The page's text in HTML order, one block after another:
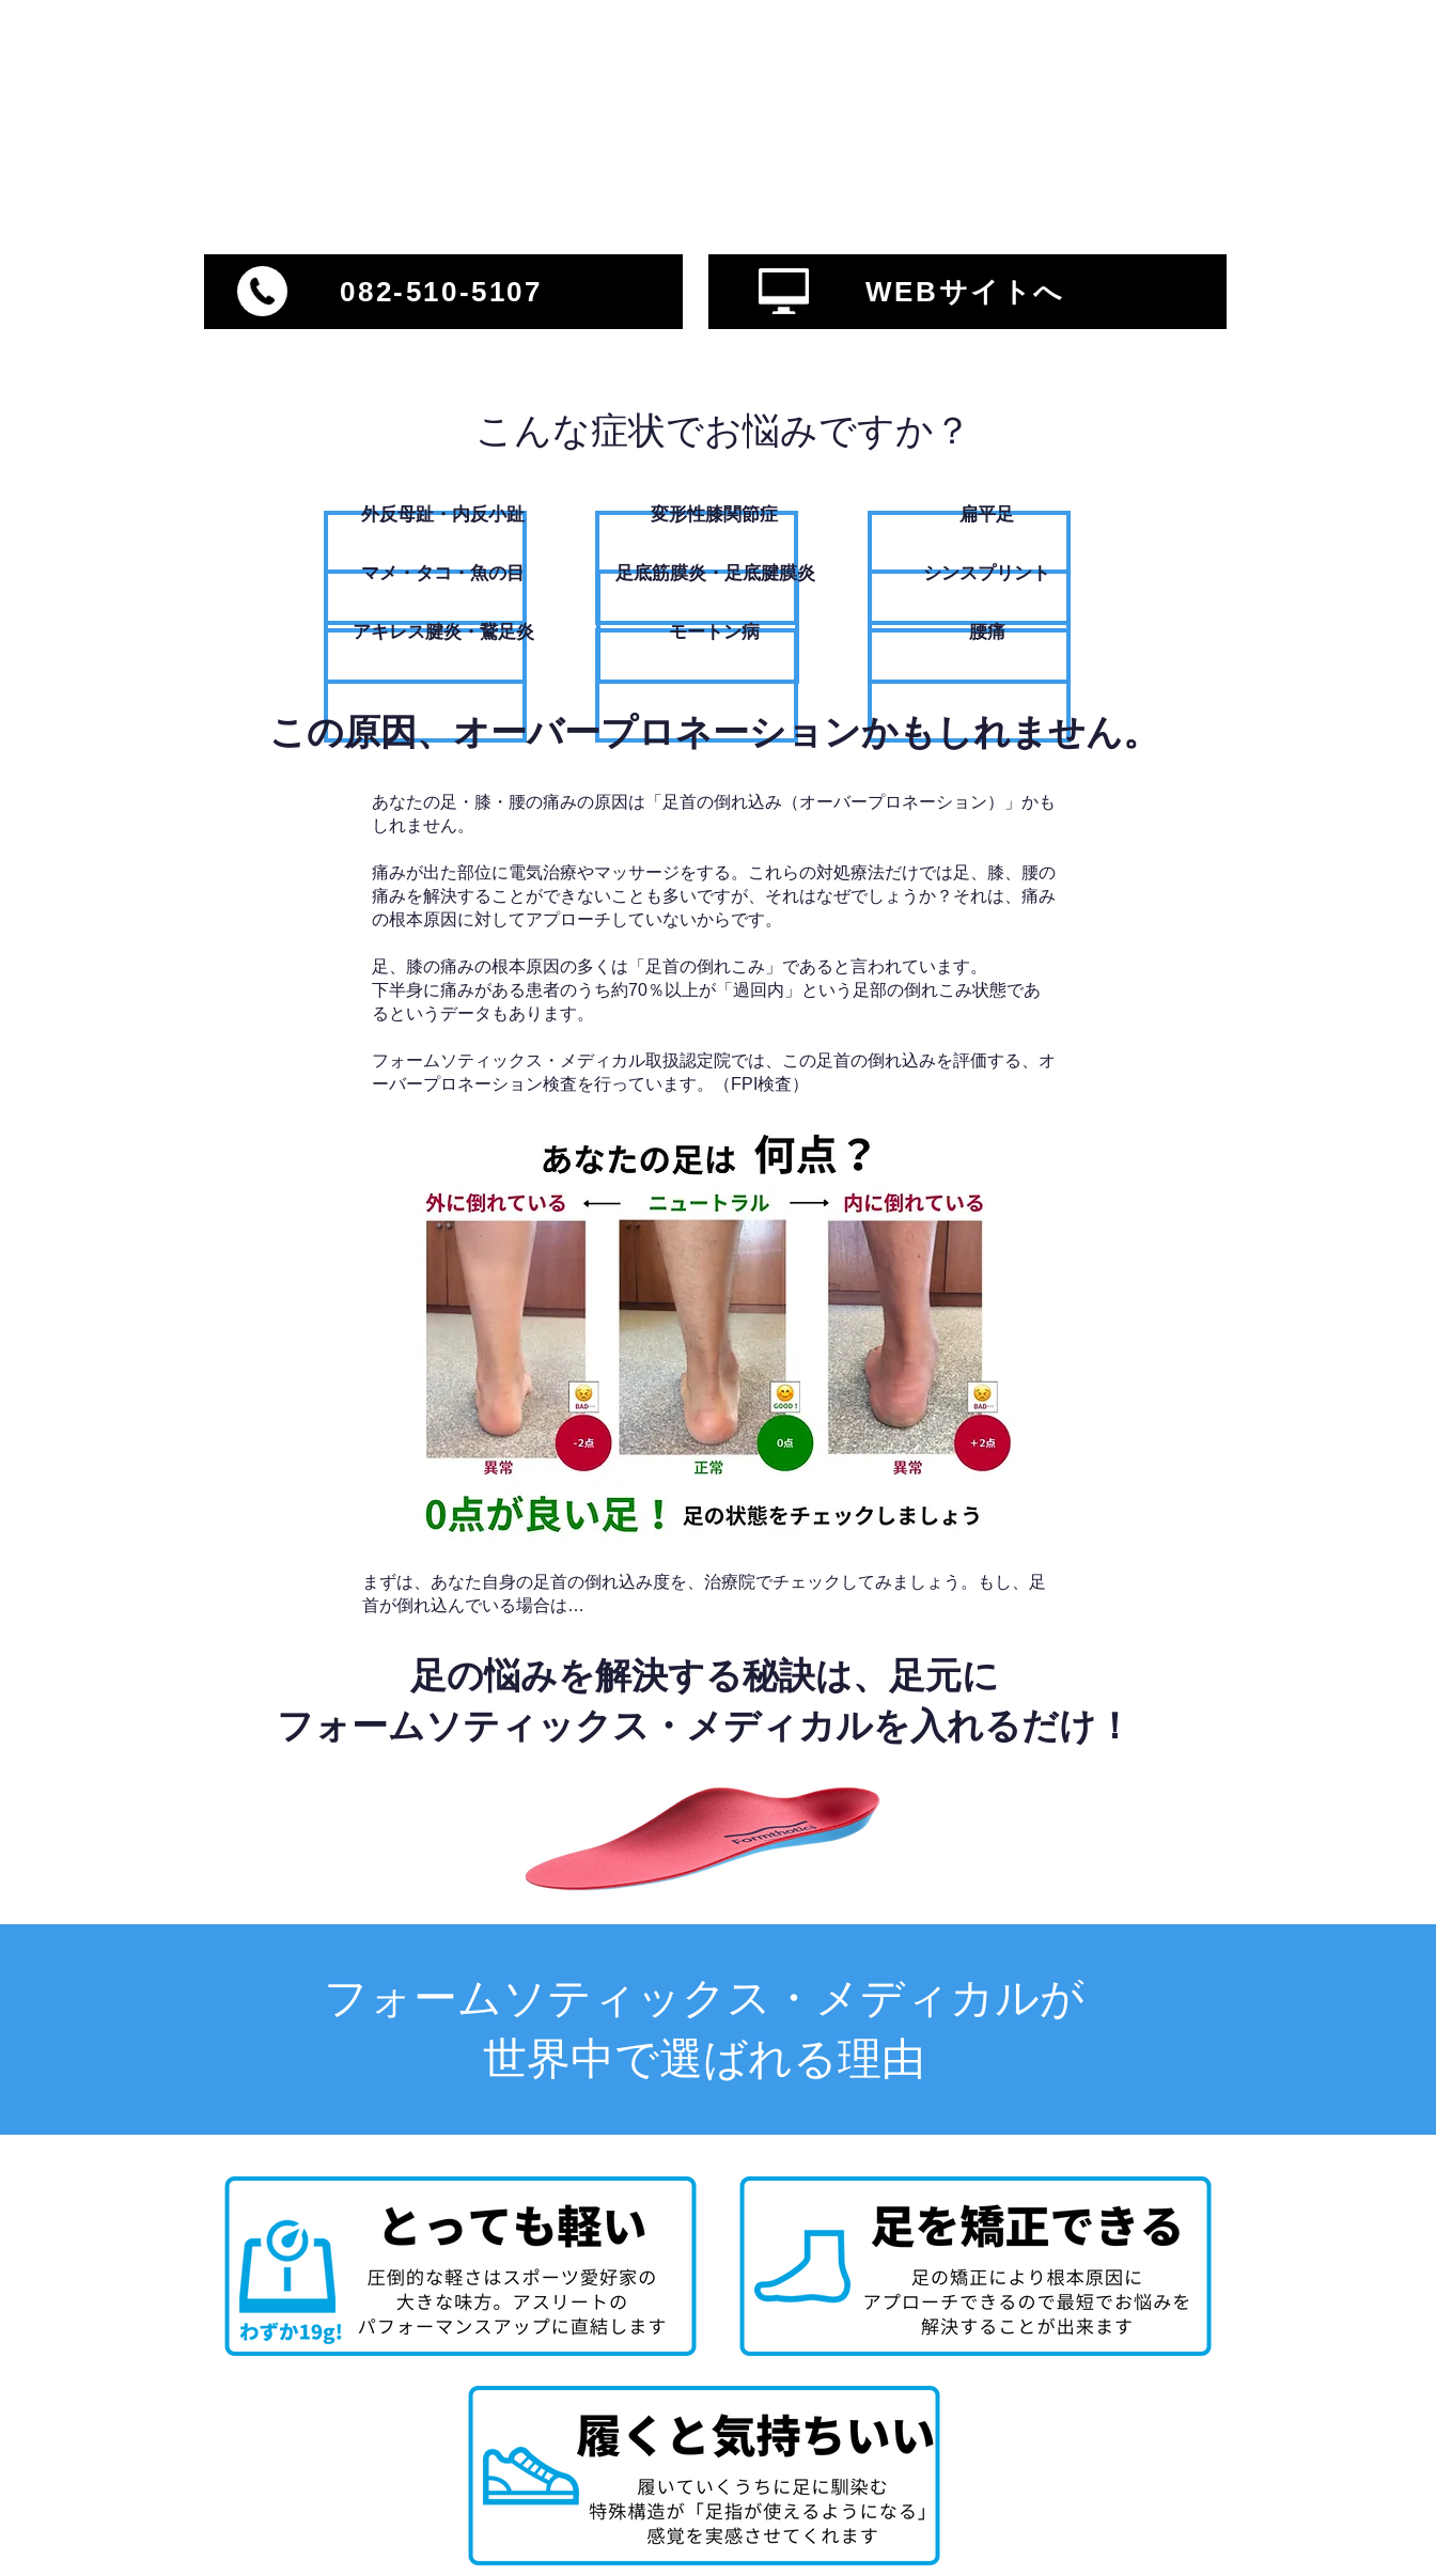
082-510-5107 WEBサイトへ
こんな症状でお悩みですか？
外反母趾・内反小趾
​マメ・タコ・魚の目
アキレス腱炎・鵞足炎
変形性膝関節症
足底筋膜炎・足底腱膜炎
モートン病
扁平足
シンスプリント
腰痛
​この原因、オーバープロネーションかもしれません。
あなたの足・膝・腰の痛みの原因は「足首の倒れ込み（オーバープロネーション）」かも
しれません。
痛みが出た部位に電気治療やマッサージをする。これらの対処療法だけでは足、膝、腰の
痛みを解決することができないことも多いですが、それはなぜでしょうか？それは、痛み
の根本原因に対してアプローチしていないからです。
足、膝の痛みの根本原因の多くは「足首の倒れこみ」であると言われています。
下半身に痛みがある患者のうち約70％以上が「過回内」という足部の倒れこみ状態であ
るというデータもあります。
フォームソティックス・メディカル取扱認定院では、この足首の倒れ込みを評価する、オ
ーバープロネーション検査を行っています。（FPI検査）​
​まずは、あなた自身の足首の倒れ込み度を、治療院でチェックしてみましょう。もし、足
首が倒れ込んでいる場合は…
足の悩みを解決する秘訣は、足元に
フォームソティックス・メディカルを入れるだけ！
フォームソティックス・メディカルが
世界中で選ばれる理由